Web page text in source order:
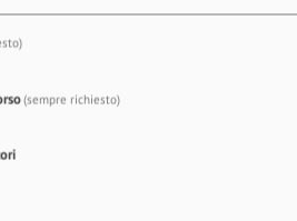
(sempre richiesto)